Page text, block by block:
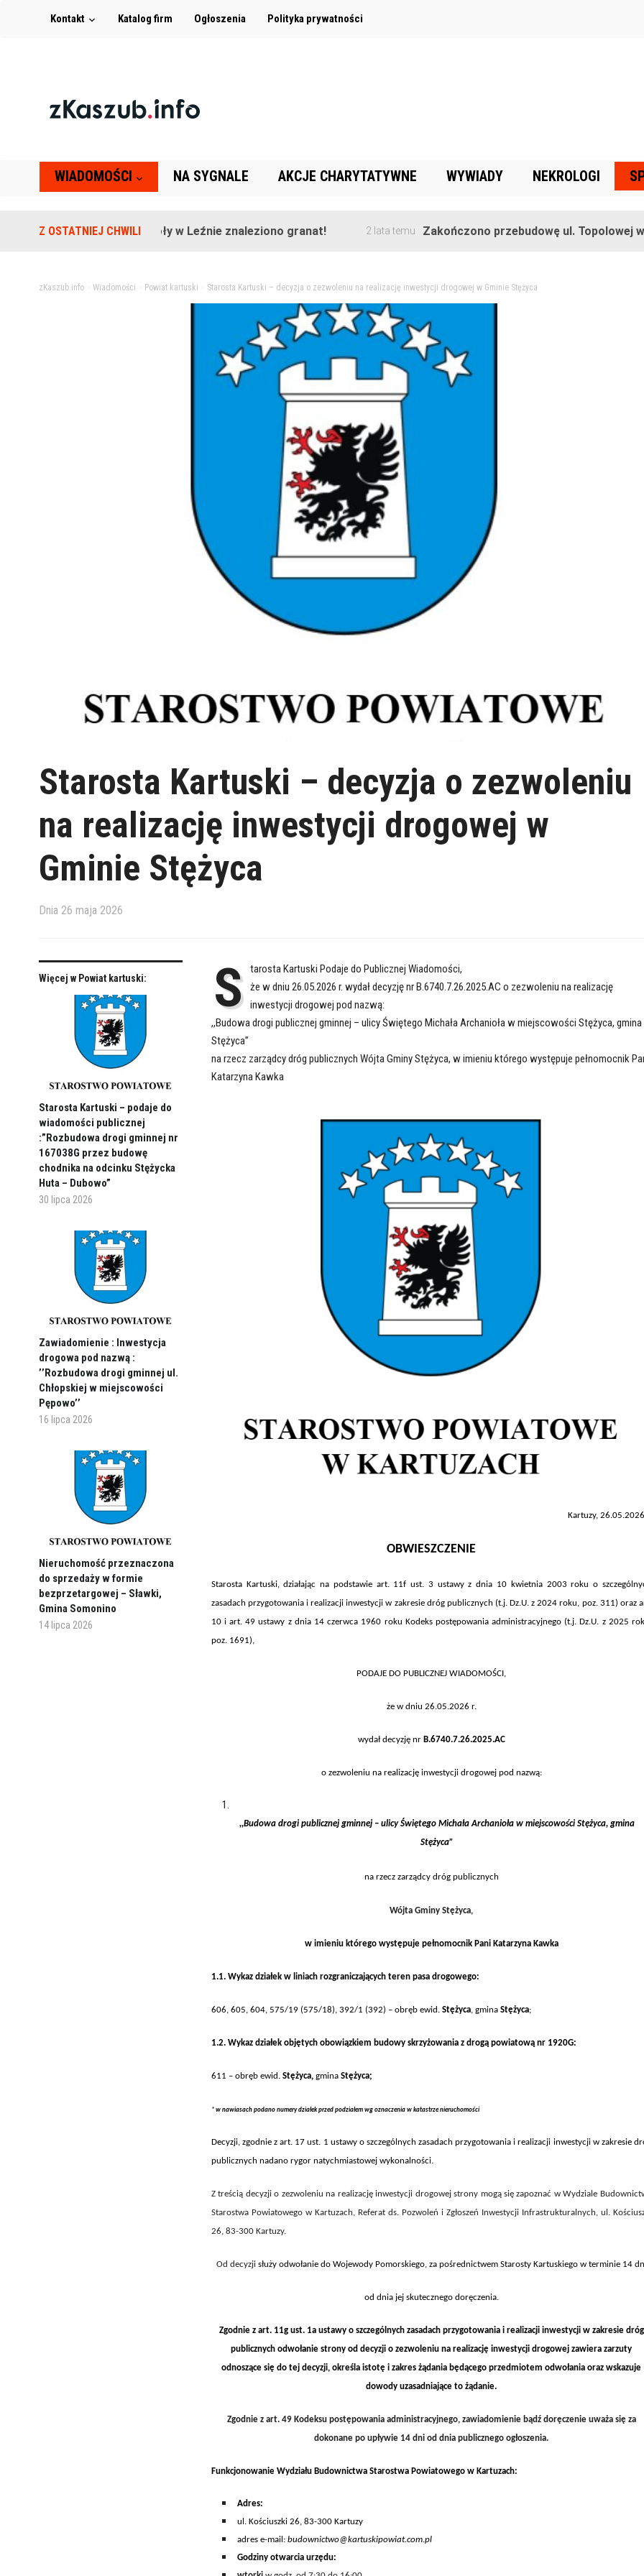
Kontakt Katalog firm Ogłoszenia Polityka prywatności
WIADOMOŚCI NA SYGNALE AKCJE CHARYTATYWNE WYWIADY NEKROLOGI
Z OSTATNIEJ CHWILI
Na terenie szkoły w Leźnie znaleziono granat! 2 lata temu Zakończono przebudowę ul. Topolowej w
zKaszub.info> Wiadomości Powiat kartuski Starosta Kartuski – decyzja o zezwoleniu na realizację inwestycji drogowej w Gminie Stężyca
Starosta Kartuski – decyzja o zezwoleniu
na realizację inwestycji drogowej w
Gminie Stężyca
Dnia 26 maja 2026
Więcej w Powiat kartuski:
Starosta Kartuski – podaje do
wiadomości publicznej
:”Rozbudowa drogi gminnej nr
167038G przez budowę
chodnika na odcinku Stężycka
Huta – Dubowo”
30 lipca 2026
Zawiadomienie : Inwestycja
drogowa pod nazwą :
’’Rozbudowa drogi gminnej ul.
Chłopskiej w miejscowości
Pępowo’’
16 lipca 2026
Nieruchomość przeznaczona
do sprzedaży w formie
bezprzetargowej – Sławki,
Gmina Somonino
14 lipca 2026
S tarosta Kartuski Podaje do Publicznej Wiadomości,
że w dniu 26.05.2026 r. wydał decyzję nr B.6740.7.26.2025.AC o zezwoleniu na realizację
inwestycji drogowej pod nazwą:
,,Budowa drogi publicznej gminnej – ulicy Świętego Michała Archanioła w miejscowości Stężyca, gmina
Stężyca”
na rzecz zarządcy dróg publicznych Wójta Gminy Stężyca, w imieniu którego występuje pełnomocnik
Katarzyna Kawka
Kartuzy,
OBWIESZCZENIE
Starosta Kartuski, działając na podstawie art. 11f ust. 3 ustawy z dnia 10 kwietnia 2003 roku o
zasadach przygotowania i realizacji inwestycji w zakresie dróg publicznych (t.j. Dz.U. z 2024 roku, poz. 311) oraz
10 i art. 49 ustawy z dnia 14 czerwca 1960 roku Kodeks postępowania administracyjnego (t.j. Dz.U. z 2025
poz. 1691),
PODAJE DO PUBLICZNEJ WIADOMOŚCI,
że w dniu 26.05.2026 r.
wydał decyzję nr B.6740.7.26.2025.AC
o zezwoleniu na realizację inwestycji drogowej pod nazwą:
,,Budowa drogi publicznej gminnej – ulicy Świętego Michała Archanioła w miejscowości Stężyca, gmina
Stężyca”
na rzecz zarządcy dróg publicznych
Wójta Gminy Stężyca,
w imieniu którego występuje pełnomocnik Pani Katarzyna Kawka
1.1.Wykaz działek w liniach rozgraniczających teren pasa drogowego:
606, 605, 604, 575/19 (575/18), 392/1 (392) – obręb ewid. Stężyca, gmina Stężyca;
1.2. Wykaz działek objętych obowiązkiem budowyskrzyżowania z drogą powiatowąnr 1920G:
611 – obręb ewid. Stężyca, gmina Stężyca;
* w nawiasach podano numery działek przed podziałem wg oznaczenia w katastrze nieruchomości
Decyzji, zgodnie z art. 17 ust. 1 ustawy o szczególnych zasadach przygotowania i realizacji inwestycji w zakresie
publicznych nadano rygor natychmiastowej wykonalności.
Z treścią decyzji o zezwoleniu na realizację inwestycji drogowej strony mogą się zapoznać w Wydziale
Starostwa Powiatowego w Kartuzach, Referat ds. Pozwoleń i Zgłoszeń Inwestycji Infrastrukturalnych, ul.
26, 83-300 Kartuzy.
Od decyzji służy odwołanie do Wojewody Pomorskiego, za pośrednictwem Starosty Kartuskiego w terminie 14
od dnia jej skutecznego doręczenia.
Zgodnie z art. 11g ust. 1a ustawy o szczególnych zasadach przygotowania i realizacji inwestycji w zakresie dróg
publicznychodwołanie strony od decyzji o zezwoleniu na realizację inwestycji drogowej zawiera zarzuty
odnoszące się do tej decyzji, określa istotę i zakres żądania będącego przedmiotem odwołania oraz wskazuje
dowody uzasadniające to żądanie.
Zgodnie z art. 49 Kodeksu postępowania administracyjnego, zawiadomienie bądź doręczenie uważa się za
dokonane po upływie 14 dni od dnia publicznego ogłoszenia.
Funkcjonowanie Wydziału Budownictwa Starostwa Powiatowego w Kartuzach:
Adres:
ul. Kościuszki 26, 83-300 Kartuzy
adres e-mail: budownictwo@kartuskipowiat.com.pl
Godziny otwarcia urzędu: